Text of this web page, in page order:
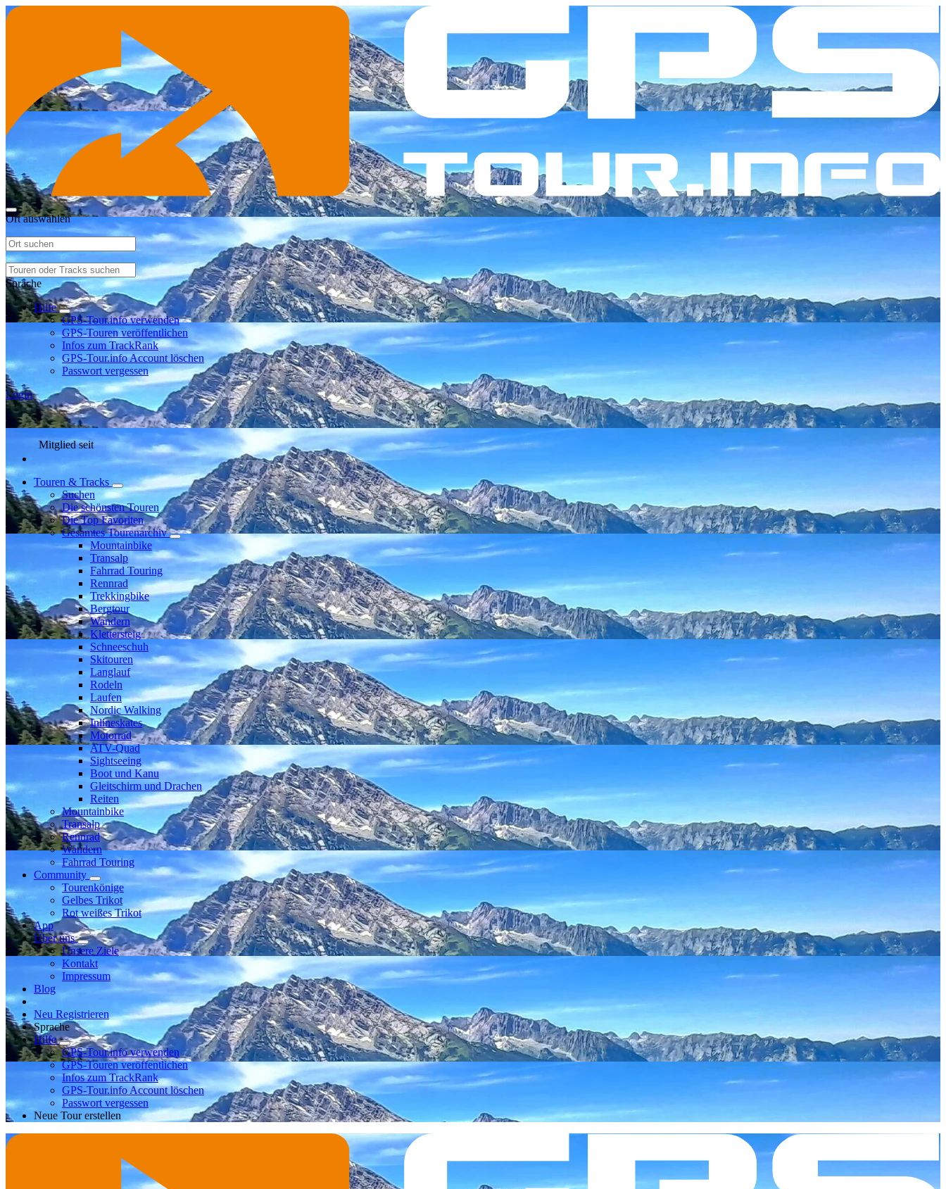
Ort auswählen
Sprache
Hilfe
GPS-Tour.info verwenden
GPS-Touren veröffentlichen
Infos zum TrackRank
GPS-Tour.info Account löschen
Passwort vergessen
Login
Mitglied seit
Touren & Tracks
Suchen
Die schönsten Touren
Die Top Favoriten
Gesamtes Tourenarchiv
Mountainbike
Transalp
Fahrrad Touring
Rennrad
Trekkingbike
Bergtour
Wandern
Klettersteig
Schneeschuh
Skitouren
Langlauf
Rodeln
Laufen
Nordic Walking
Inlineskates
Motorrad
ATV-Quad
Sightseeing
Boot und Kanu
Gleitschirm und Drachen
Reiten
Mountainbike
Transalp
Rennrad
Wandern
Fahrrad Touring
Community
Tourenkönige
Gelbes Trikot
Rot weißes Trikot
App
Über uns
Unsere Ziele
Kontakt
Impressum
Blog
Neu Registrieren
Sprache
Hilfe
GPS-Tour.info verwenden
GPS-Touren veröffentlichen
Infos zum TrackRank
GPS-Tour.info Account löschen
Passwort vergessen
Neue Tour erstellen